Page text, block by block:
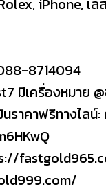
8714094
มีเครื่องหมาย
ราคาฟรีทางไลน์